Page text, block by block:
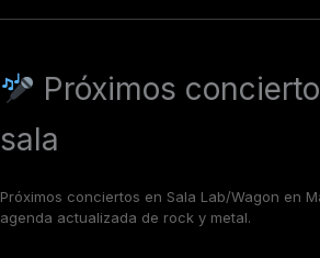
Próximos
sala
Próximos conciertos en Sala Lab/Wagon en
agenda actualizada de rock y metal.